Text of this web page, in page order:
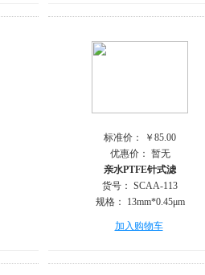
标准价：
￥85.00
优惠价： 暂无
亲水PTFE针式滤
货号： SCAA-113
规格：
13mm*0.45μm
加入购物车